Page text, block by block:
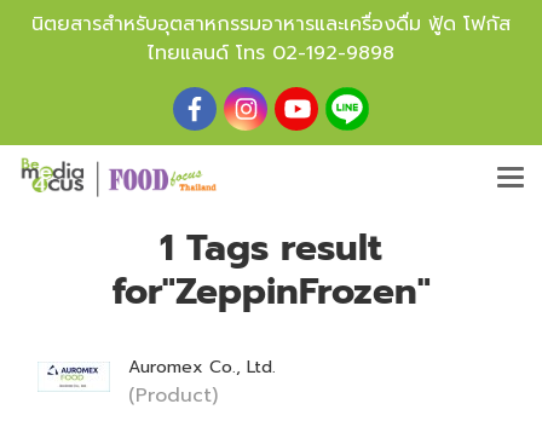
นิตยสารสำหรับอุตสาหกรรมอาหารและเครื่องดื่ม ฟู้ด โฟกัส
ไทยแลนด์ โทร 02-192-9898
1 Tags result
for"ZeppinFrozen"
Auromex Co., Ltd.
(Product)